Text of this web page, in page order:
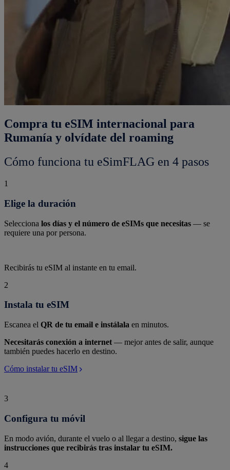
Compra tu eSIM internacional para
Rumanía y olvídate del roaming
Cómo funciona tu eSimFLAG en 4 pasos
1
Elige la duración
Selecciona los días y el número de eSIMs que necesitas — se
requiere una por persona.
Recibirás tu eSIM al instante en tu email.
2
Instala tu eSIM
Escanea el QR de tu email e instálala en minutos.
Necesitarás conexión a internet — mejor antes de salir, aunque
también puedes hacerlo en destino.
Cómo instalar tu eSIM
3
Configura tu móvil
En modo avión, durante el vuelo o al llegar a destino, sigue las
instrucciones que recibirás tras instalar tu eSIM.
4